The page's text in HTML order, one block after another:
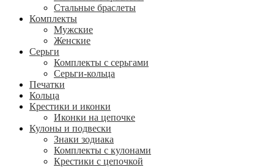
Стальные браслеты
Комплекты
Мужские
Женские
Серьги
Комплекты с серьгами
Серьги-кольца
Печатки
Кольца
Крестики и иконки
Иконки на цепочке
Кулоны и подвески
Знаки зодиака
Комплекты с кулонами
Крестики с цепочкой